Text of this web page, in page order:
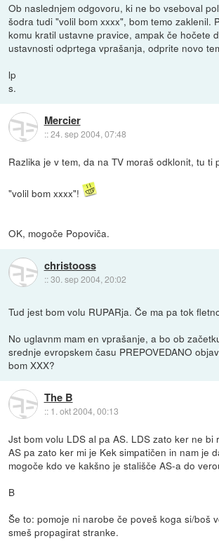
Ob naslednjem odgovoru, ki ne bo vseboval
šodra tudi "volil bom xxxx", bom temo zaklenil.
komu kratil ustavne pravice, ampak če hočete
ustavnosti odprtega vprašanja, odprite novo
lp
s.
Mercier
::24. sep 2004, 07:48
Razlika je v tem, da na TV moraš odklonit, tu ti
"volil bom xxxx"!
OK, mogoče Popoviča.
christooss
::30. sep 2004, 20:02
Tud jest bom volu RUPARja. Če ma pa tok
No uglavnm mam en vprašanje, a bo ob
srednje evropskem času PREPOVEDANO
bom XXX?
The B
:: 1. okt 2004, 00:13
Jst bom volu LDS al pa AS. LDS zato ker ne bi
AS pa zato ker mi je Kek simpatičen in nam je
mogoče kdo ve kakšno je stališče AS-a do
B
Še to: pomoje ni narobe če poveš koga si/boš
smeš propagirat stranke.